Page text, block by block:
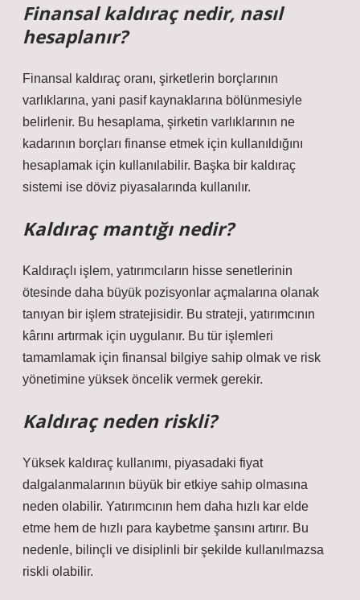
Finansal kaldıraç nedir, nasıl
hesaplanır?
Finansal kaldıraç oranı, şirketlerin borçlarının
varlıklarına, yani pasif kaynaklarına bölünmesiyle
belirlenir. Bu hesaplama, şirketin varlıklarının ne
kadarının borçları finanse etmek için kullanıldığını
hesaplamak için kullanılabilir. Başka bir kaldıraç
sistemi ise döviz piyasalarında kullanılır.
Kaldıraç mantığı nedir?
Kaldıraçlı işlem, yatırımcıların hisse senetlerinin
ötesinde daha büyük pozisyonlar açmalarına olanak
tanıyan bir işlem stratejisidir. Bu strateji, yatırımcının
kârını artırmak için uygulanır. Bu tür işlemleri
tamamlamak için finansal bilgiye sahip olmak ve risk
yönetimine yüksek öncelik vermek gerekir.
Kaldıraç neden riskli?
Yüksek kaldıraç kullanımı, piyasadaki fiyat
dalgalanmalarının büyük bir etkiye sahip olmasına
neden olabilir. Yatırımcının hem daha hızlı kar elde
etme hem de hızlı para kaybetme şansını artırır. Bu
nedenle, bilinçli ve disiplinli bir şekilde kullanılmazsa
riskli olabilir.